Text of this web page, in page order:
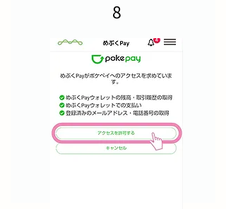
​（メールアドレスを入力した場合はメ
ールが届きます。
8